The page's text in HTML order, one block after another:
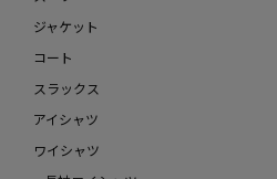
ジャケット
コート
スラックス
アイシャツ
ワイシャツ